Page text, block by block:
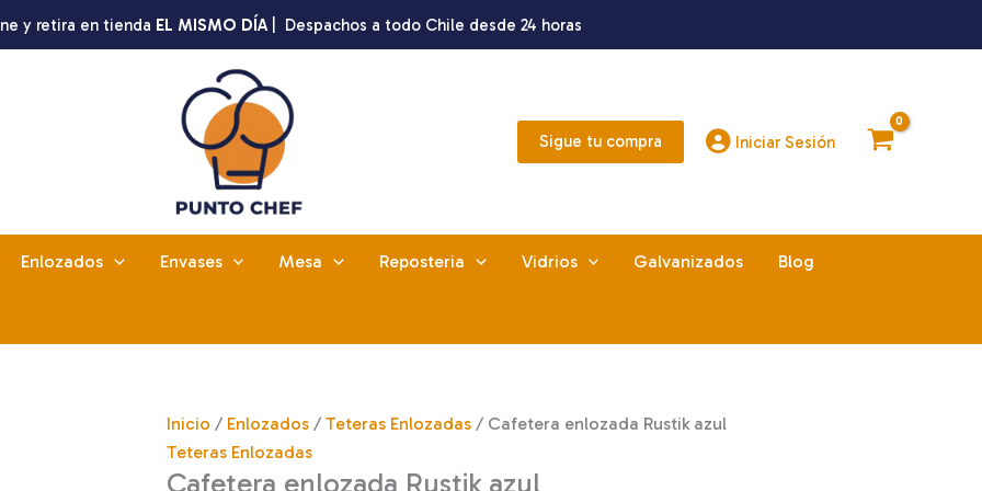
y retira en tienda EL MISMO DÍA | Despachos a todo Chile desde 24 horas
Sigue tu compra Iniciar Sesión
Enlozados Envases Mesa Reposteria Vidrios Galvanizados Blog
Inicio / Enlozados / Teteras Enlozadas / Cafetera enlozada Rustik azul
Teteras Enlozadas
Cafetera enlozada Rustik azul